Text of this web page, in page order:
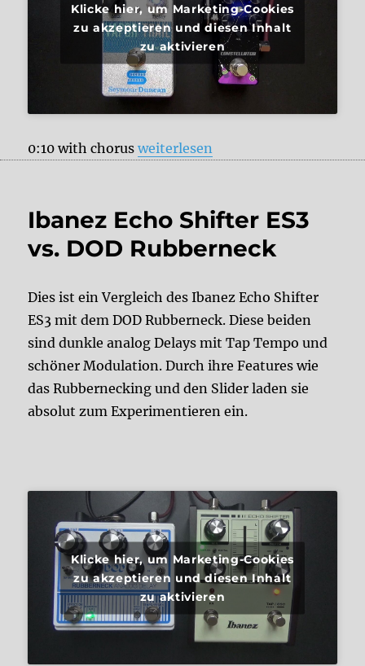
Klicke hier, um Marketing-Cookies
zu akzeptieren und diesen Inhalt
zu aktivieren
0:10 with chorus„Pigtronix Constellator vs.
weiterlesen
Ibanez Echo Shifter ES3
vs. DOD Rubberneck
Dies ist ein Vergleich des Ibanez Echo Shifter
ES3 mit dem DOD Rubberneck. Diese beiden
sind dunkle analog Delays mit Tap Tempo und
schöner Modulation. Durch ihre Features wie
das Rubbernecking und den Slider laden sie
absolut zum Experimentieren ein.
Klicke hier, um Marketing-Cookies
zu akzeptieren und diesen Inhalt
zu aktivieren